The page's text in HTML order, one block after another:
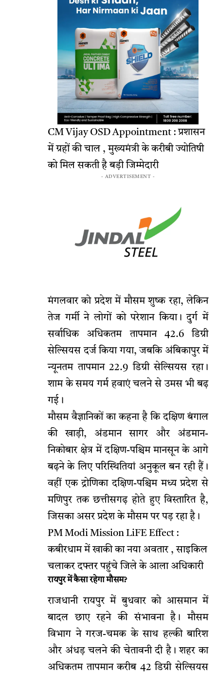
CM Vijay OSD Appointment : प्रशासन
में ग्रहों की चाल , मुख्यमंत्री के करीबी ज्योतिषी
को मिल सकती है बड़ी जिम्मेदारी
- ADVERTISEMENT -
मंगलवार को प्रदेश में मौसम शुष्क रहा, लेकिन
तेज गर्मी ने लोगों को परेशान किया। दुर्ग में
सर्वाधिक अधिकतम तापमान 42.6 डिग्री
सेल्सियस दर्ज किया गया, जबकि अंबिकापुर में
न्यूनतम तापमान 22.9 डिग्री सेल्सियस रहा।
शाम के समय गर्म हवाएं चलने से उमस भी बढ़
गई।
मौसम वैज्ञानिकों का कहना है कि दक्षिण बंगाल
की खाड़ी, अंडमान सागर और अंडमान-
निकोबार क्षेत्र में दक्षिण-पश्चिम मानसून के आगे
बढ़ने के लिए परिस्थितियां अनुकूल बन रही हैं।
वहीं एक द्रोणिका दक्षिण-पश्चिम मध्य प्रदेश से
मणिपुर तक छत्तीसगढ़ होते हुए विस्तारित है,
जिसका असर प्रदेश के मौसम पर पड़ रहा है।
PM Modi Mission LiFE Effect :
कबीरधाम में खाकी का नया अवतार , साइकिल
चलाकर दफ्तर पहुंचे जिले के आला अधिकारी
रायपुर में कैसा रहेगा मौसम?
राजधानी रायपुर में बुधवार को आसमान में
बादल छाए रहने की संभावना है। मौसम
विभाग ने गरज-चमक के साथ हल्की बारिश
और अंधड़ चलने की चेतावनी दी है। शहर का
अधिकतम तापमान करीब 42 डिग्री सेल्सियस